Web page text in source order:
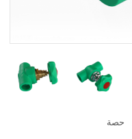
حصة